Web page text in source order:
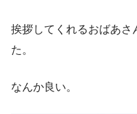
挨拶してくれるおばあさ
た。
なんか良い。